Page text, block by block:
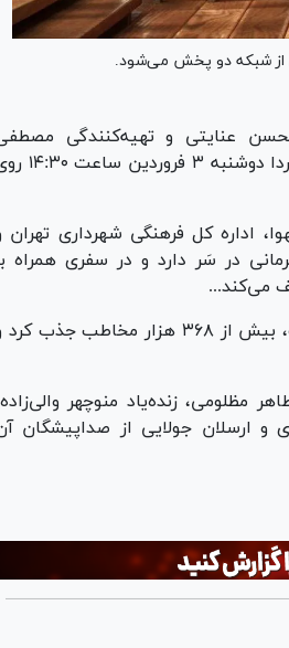
از شبکه دو پخش می‌شود.
محسن عنایتی و تهیه‌کنندگی
حسن‌آبادی که مدتی پیش اکران آنلاین شده بود، برای نخستین بار
اداره کل فرهنگی شهرداری تهران
در سَر دارد و در سفری همراه
می‌کند...
«رویاشهر» که اردیبهشت ۱۴۰۴ روی پرده سینما‌های سراسر کشور رفت، بیش از ۳۶۸ هزار مخاطب جذب
مظلومی، زنده‌یاد منوچهر
و ارسلان جولایی از صداپیشگان